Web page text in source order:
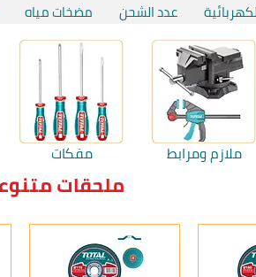
عدد الشحن مضخات مياه
مفكات ملازم ومرابط
ملحقات